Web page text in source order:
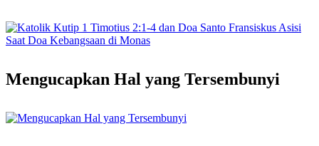
Mengucapkan Hal yang Tersembunyi